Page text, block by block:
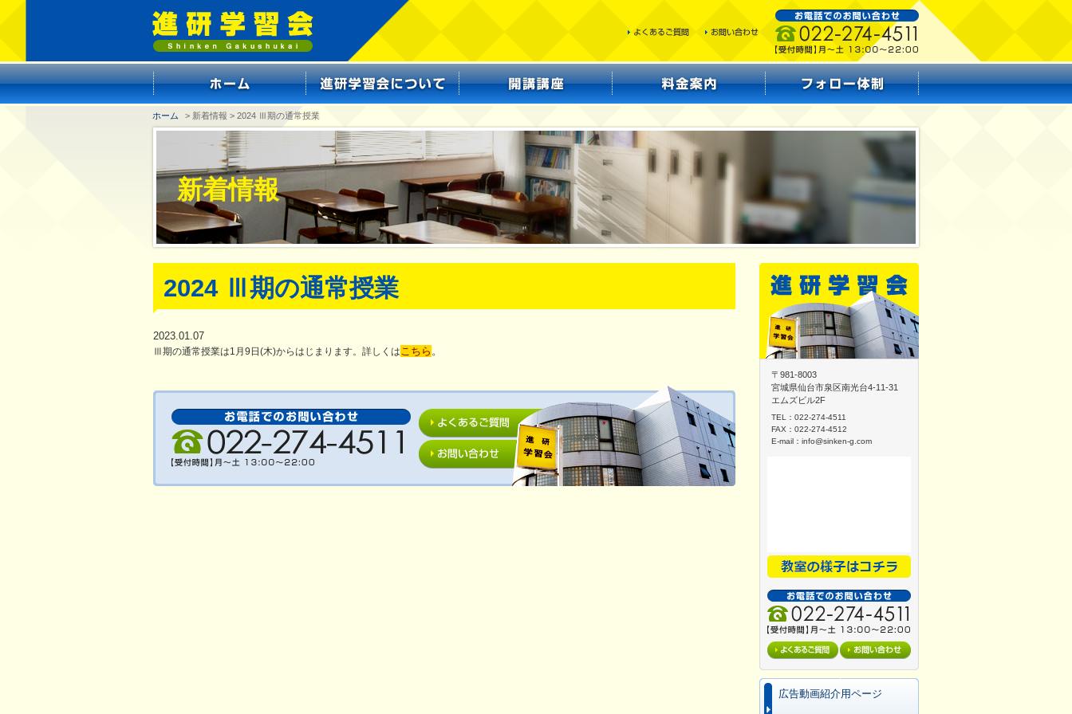
ホーム > 新着情報 > 2024 Ⅲ期の通常授業
新着情報
2024 Ⅲ期の通常授業
2023.01.07
Ⅲ期の通常授業は1月9日(木)からはじまります。詳しくはこちら 。
〒981-8003
宮城県仙台市泉区南光台4-11-31
エムズビル2F
TEL：022-274-4511
FAX：022-274-4512
E-mail： info@sinken-g.com
広告動画紹介用ページ